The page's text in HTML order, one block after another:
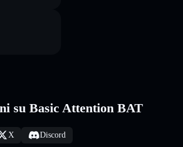
su Basic Attention BAT
X Discord